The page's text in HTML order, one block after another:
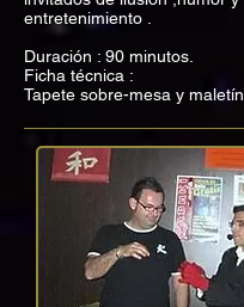
entretenimiento .
Duración : 90 minutos.
Ficha técnica :
Tapete sobre-mesa y maletín